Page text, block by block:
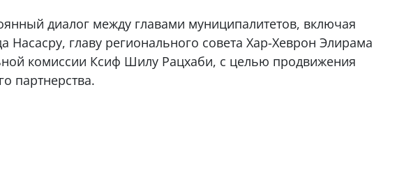
диалог между главами муниципалитетов, включая
Насасру, главу регионального совета Хар-Хеврон Элирама
комиссии Ксиф Шилу Рацхаби, с целью продвижения
партнерства.